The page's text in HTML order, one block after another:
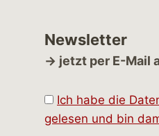
Newsletter
→ jetzt per E-Mail
Ich habe die
gelesen und bin